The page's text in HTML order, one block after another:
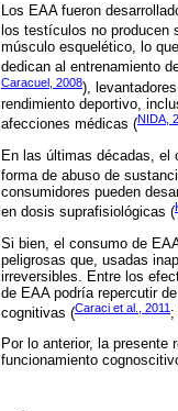
Los EAA fueron
los testículos no producen
músculo esquelético, lo
dedican al entrenamiento
Caracuel, 2008),
rendimiento deportivo,
afecciones médicas (NIDA,
En las últimas décadas, el
forma de abuso de
consumidores pueden
en dosis suprafisiológicas (
Si bien, el consumo de
peligrosas que, usadas
irreversibles. Entre los
de EAA podría repercutir
cognitivas (Caraci et al., 2011 ;
Por lo anterior, la presente
funcionamiento